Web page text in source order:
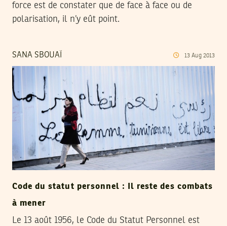
force est de constater que de face à face ou de
polarisation, il n’y eût point.
SANA SBOUAÏ 13 Aug 2013
Code du statut personnel : Il reste des combats
à mener
Le 13 août 1956, le Code du Statut Personnel est